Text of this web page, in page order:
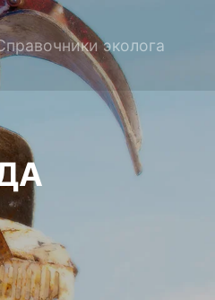
эколога